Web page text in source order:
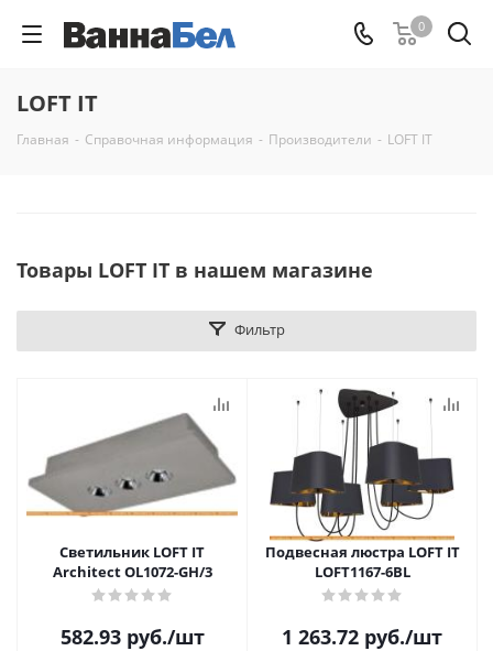
0
LOFT IT
Главная - Справочная информация - Производители - LOFT IT
Товары LOFT IT в нашем магазине
Фильтр
Светильник LOFT IT
Architect OL1072-GH/3
582.93руб./шт
Подвесная люстра LOFT IT
LOFT1167-6BL
1 263.72 руб./шт